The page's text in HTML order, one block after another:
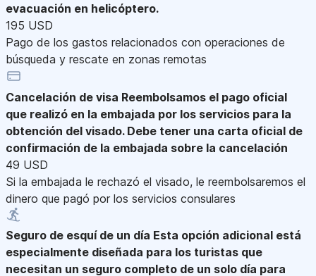
evacuación en helicóptero.
195 USD
Pago de los gastos relacionados con operaciones de
búsqueda y rescate en zonas remotas
Cancelación de visa Reembolsamos el pago oficial
que realizó en la embajada por los servicios para la
obtención del visado. Debe tener una carta oficial de
confirmación de la embajada sobre la cancelación
49 USD
Si la embajada le rechazó el visado, le reembolsaremos el
dinero que pagó por los servicios consulares
Seguro de esquí de un día Esta opción adicional está
especialmente diseñada para los turistas que
necesitan un seguro completo de un solo día para